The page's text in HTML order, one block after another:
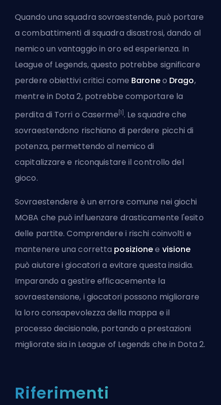
Quando una squadra sovraestende, può portare
a combattimenti di squadra disastrosi, dando al
nemico un vantaggio in oro ed esperienza. In
League of Legends, questo potrebbe significare
perdere obiettivi critici come Baroneo Drago,
mentre in Dota 2, potrebbe comportare la
perdita di Torri o Caserme [1] . Le squadre che
sovraestendono rischiano di perdere picchi di
potenza, permettendo al nemico di
capitalizzare e riconquistare il controllo del
gioco.
Sovraestendere è un errore comune nei giochi
MOBA che può influenzare drasticamente l'esito
delle partite. Comprendere i rischi coinvolti e
mantenere una corretta posizionee visione
può aiutare i giocatori a evitare questa insidia.
Imparando a gestire efficacemente la
sovraestensione, i giocatori possono migliorare
la loro consapevolezza della mappa e il
processo decisionale, portando a prestazioni
migliorate sia in League of Legends che in Dota 2.
Riferimenti